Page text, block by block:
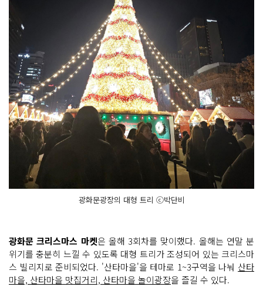
광화문광장의 대형 트리 ⓒ박단비
광화문 크리스마스 마켓은 올해 3회차를 맞이했다. 올해는 연말 분
위기를 충분히 느낄 수 있도록 대형 트리가 조성되어 있는 크리스마
스 빌리지로 준비되었다. '산타마을'을 테마로 1~3구역을 나눠 산타
마을, 산타마을 맛집거리, 산타마을 놀이광장을 즐길 수 있다.